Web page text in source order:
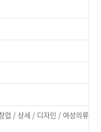
업 / 상세 / 디자인 / 여성의류